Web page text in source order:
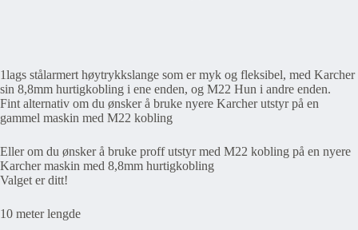
1lags stålarmert høytrykkslange som er myk og fleksibel, med Karcher
sin 8,8mm hurtigkobling i ene enden, og M22 Hun i andre enden.
Fint alternativ om du ønsker å bruke nyere Karcher utstyr på en
gammel maskin med M22 kobling
Eller om du ønsker å bruke proff utstyr med M22 kobling på en nyere
Karcher maskin med 8,8mm hurtigkobling
Valget er ditt!
10 meter lengde